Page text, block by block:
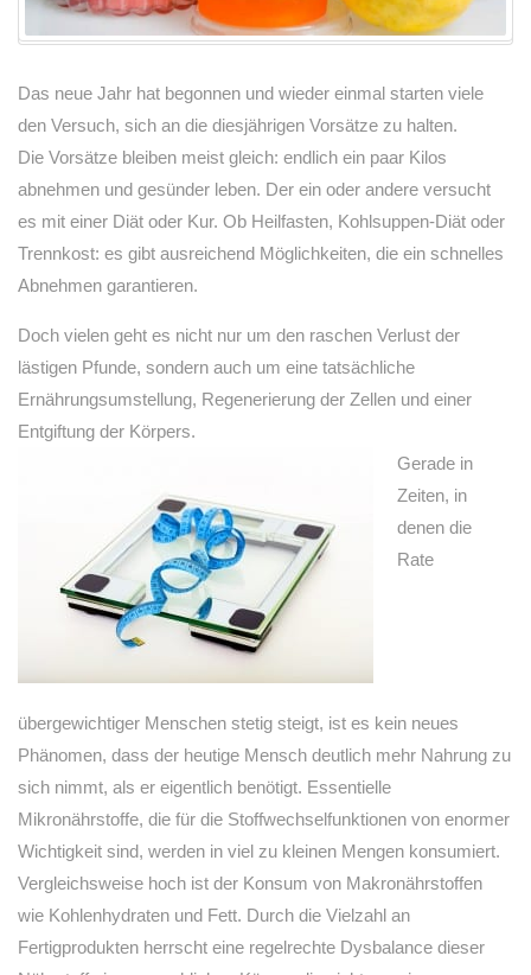
Das neue Jahr hat begonnen und wieder einmal starten viele
den Versuch, sich an die diesjährigen Vorsätze zu halten.
Die Vorsätze bleiben meist gleich: endlich ein paar Kilos
abnehmen und gesünder leben. Der ein oder andere versucht
es mit einer Diät oder Kur. Ob Heilfasten, Kohlsuppen-Diät oder
Trennkost: es gibt ausreichend Möglichkeiten, die ein schnelles
Abnehmen garantieren.
Doch vielen geht es nicht nur um den raschen Verlust der
lästigen Pfunde, sondern auch um eine tatsächliche
Ernährungsumstellung, Regenerierung der Zellen und einer
Entgiftung der Körpers.
Gerade in
Zeiten, in
denen die
Rate
übergewichtiger Menschen stetig steigt, ist es kein neues
Phänomen, dass der heutige Mensch deutlich mehr Nahrung zu
sich nimmt, als er eigentlich benötigt. Essentielle
Mikronährstoffe, die für die Stoffwechselfunktionen von enormer
Wichtigkeit sind, werden in viel zu kleinen Mengen konsumiert.
Vergleichsweise hoch ist der Konsum von Makronährstoffen
wie Kohlenhydraten und Fett. Durch die Vielzahl an
Fertigprodukten herrscht eine regelrechte Dysbalance dieser